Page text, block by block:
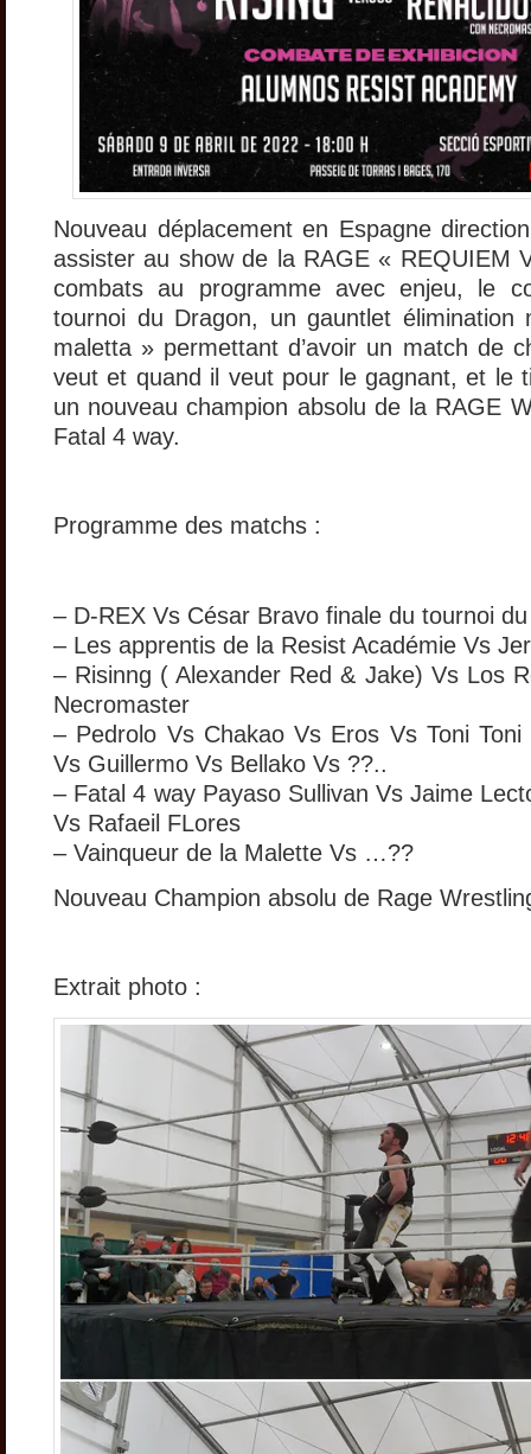
Nouveau déplacement en Espagne
assister au show de la RAGE « REQUIEM
combats au programme avec enjeu, le
tournoi du Dragon, un gauntlet élimination
maletta » permettant d’avoir un match de
veut et quand il veut pour le gagnant, et le
un nouveau champion absolu de la RAGE
Fatal 4 way.
Programme des matchs :
– D-REX Vs César Bravo finale du tournoi
– Les apprentis de la Resist Académie Vs
– Risinng ( Alexander Red & Jake) Vs Los
Necromaster
– Pedrolo Vs Chakao Vs Eros Vs Toni
Vs Guillermo Vs Bellako Vs ??..
– Fatal 4 way Payaso Sullivan Vs Jaime
Vs Rafaeil FLores
– Vainqueur de la Malette Vs …??
Nouveau Champion absolu de Rage
Extrait photo :